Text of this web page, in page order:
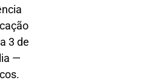
3 de
—